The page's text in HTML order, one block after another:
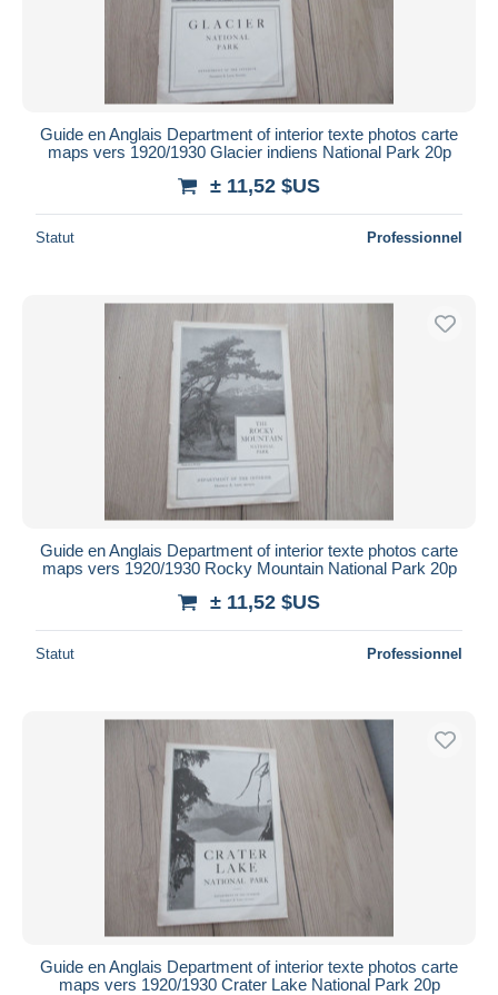
Guide en Anglais Department of interior texte photos carte
maps vers 1920/1930 Glacier indiens National Park 20p
± 11,52 $US
Statut Professionnel
Guide en Anglais Department of interior texte photos carte
maps vers 1920/1930 Rocky Mountain National Park 20p
± 11,52 $US
Statut Professionnel
Guide en Anglais Department of interior texte photos carte
maps vers 1920/1930 Crater Lake National Park 20p